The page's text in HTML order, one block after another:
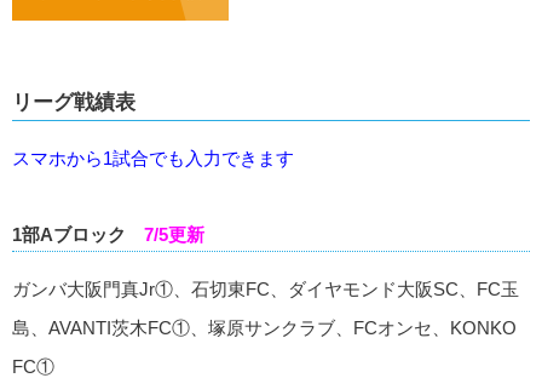
リーグ戦績表
スマホから1試合でも入力できます
1部Aブロック 7/5更新
ガンバ大阪門真Jr①、石切東FC、ダイヤモンド大阪SC、FC玉
島、AVANTI茨木FC①、塚原サンクラブ、FCオンセ、KONKO
FC①